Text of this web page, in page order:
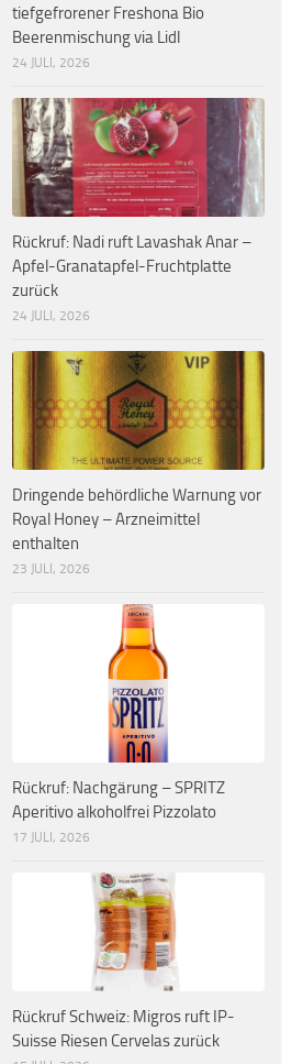
tiefgefrorener Freshona Bio
Beerenmischung via Lidl
24 JULI, 2026
Rückruf: Nadi ruft Lavashak Anar –
Apfel-Granatapfel-Fruchtplatte
zurück
24 JULI, 2026
Dringende behördliche Warnung vor
Royal Honey – Arzneimittel
enthalten
23 JULI, 2026
Rückruf: Nachgärung – SPRITZ
Aperitivo alkoholfrei Pizzolato
17 JULI, 2026
Rückruf Schweiz: Migros ruft IP-
Suisse Riesen Cervelas zurück